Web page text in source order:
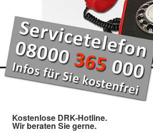
Kostenlose DRK-Hotline.
Wir beraten Sie gerne.